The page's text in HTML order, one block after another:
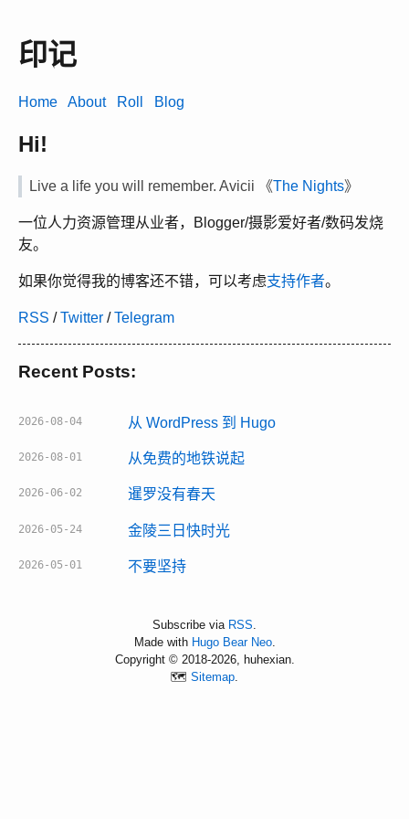
印记
Home About Roll Blog
Hi!
Live a life you will remember. Avicii 《The Nights》
一位人力资源管理从业者，Blogger/摄影爱好者/数码发烧
友。
如果你觉得我的博客还不错，可以考虑支持作者。
RSS /Twitter /Telegram
Recent Posts:
2026-08-04 从 WordPress 到 Hugo
2026-08-01 从免费的地铁说起
2026-06-02 暹罗没有春天
2026-05-24 金陵三日快时光
2026-05-01 不要坚持
Subscribe via RSS
Made with Hugo Bear Neo.
Copyright © 2018-2026, huhexian.
🗺️ Sitemap